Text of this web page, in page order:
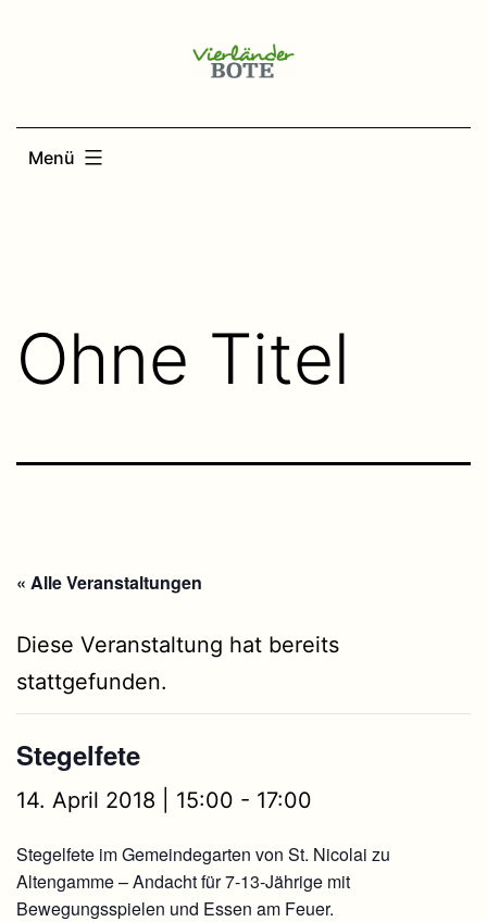
Menü
Ohne Titel
« Alle Veranstaltungen
Diese Veranstaltung hat bereits
stattgefunden.
Stegelfete
14. April 2018 | 15:00 - 17:00
Stegelfete im Gemeindegarten von St. Nicolai zu
Altengamme – Andacht für 7-13-Jährige mit
Bewegungsspielen und Essen am Feuer.